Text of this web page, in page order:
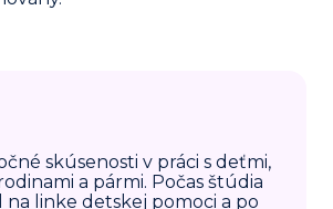
skúsenosti v práci s deťmi,
a pármi. Počas štúdia
na linke detskej pomoci a po